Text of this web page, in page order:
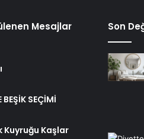
Mesajlar
BEŞİK SEÇİMİ
Kuyruğu Kaşlar
Son